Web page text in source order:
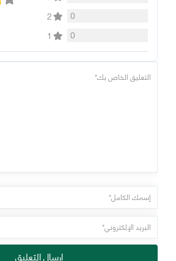
0
2
0
1
إرسال التعليق